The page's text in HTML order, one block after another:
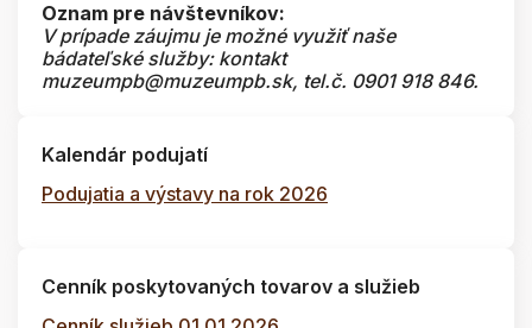
Oznam pre návštevníkov:
V prípade záujmu je možné využiť naše
bádateľské služby: kontakt
muzeumpb@muzeumpb.sk, tel.č. 0901 918 846.
Kalendár podujatí
Podujatia a výstavy na rok 2026
Cenník poskytovaných tovarov a služieb